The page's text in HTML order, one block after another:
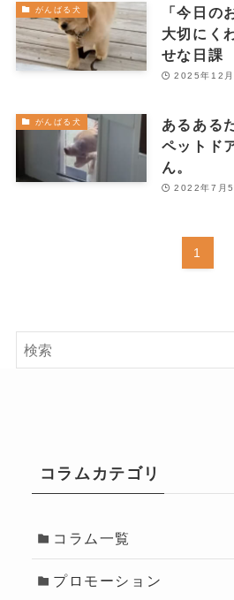
がんばる犬
「今日の
大切にく
せな日課
2025年12月
がんばる犬
あるある
ペットド
ん。
2022年7月5
1
コラムカテゴリ
コラム一覧
プロモーション